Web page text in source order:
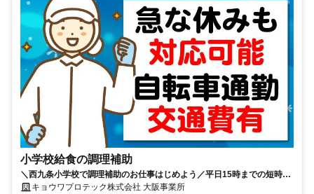
小学校給食の調理補助
＼西九条小学校で調理補助のお仕事はじめよう／平日15時までの短時
間・土日祝休み・自転車通勤OK
キョウワプロテック株式会社 大阪事業所